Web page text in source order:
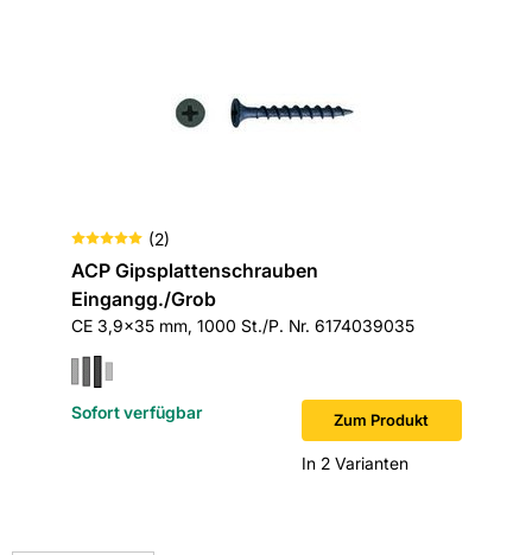
(2)
ACP Gipsplattenschrauben
Eingangg./Grob
CE 3,9x35 mm, 1000 St./P. Nr. 6174039035
Zum Produkt
In 2 Varianten
Sofort verfügbar